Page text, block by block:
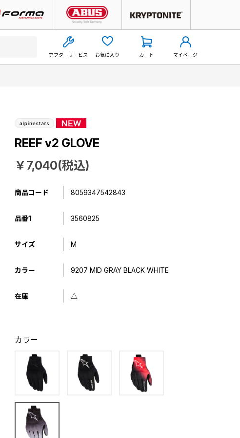
アフターサービス お気に入り カート マイページ
REEF v2 GLOVE
￥7,040(税込)
商品コード 8059347542843
品番1 3560825
サイズ M
カラー 9207 MID GRAY BLACK WHITE
在庫 △
カラー